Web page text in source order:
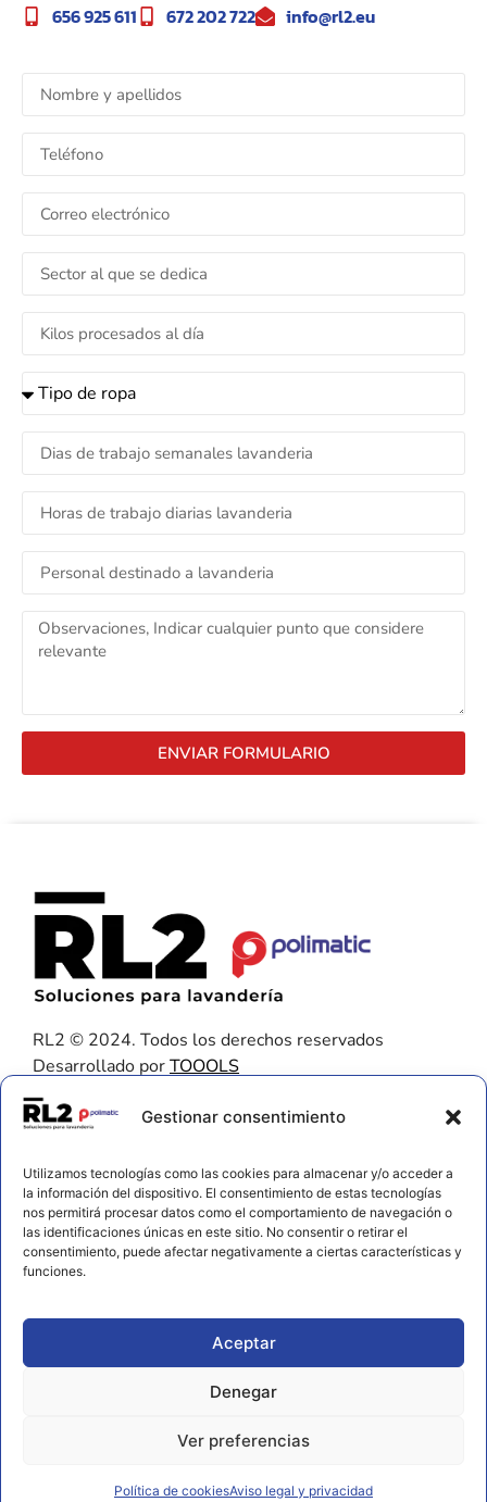
Gestionar consentimiento
Utilizamos tecnologías como las cookies para almacenar y/o acceder a
la información del dispositivo. El consentimiento de estas tecnologías
nos permitirá procesar datos como el comportamiento de navegación o
las identificaciones únicas en este sitio. No consentir o retirar el
consentimiento, puede afectar negativamente a ciertas características y
funciones.
Aceptar
Denegar
Ver preferencias
Política de cookiesAviso legal y privacidad
656 925 611 672 202 722 info@rl2.eu
ENVIAR FORMULARIO
RL2 © 2024. Todos los derechos reservados
Desarrollado porTOOOLS
Contacto
672 202 722
info@rl2.eu
Información
Aviso legal y privacidad
Declaración de accesibilidad